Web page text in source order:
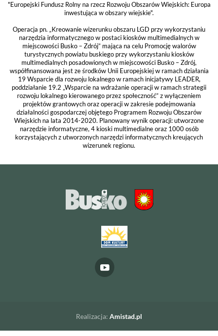
"Europejski Fundusz Rolny na rzecz Rozwoju Obszarów Wiejskich: Europa
inwestująca w obszary wiejskie".
Operacja pn. „Kreowanie wizerunku obszaru LGD przy wykorzystaniu
narzędzia informatycznego w postaci kiosków multimedialnych w
miejscowości Busko – Zdrój” mająca na celu Promocję walorów
turystycznych powiatu buskiego przy wykorzystaniu kiosków
multimedialnych posadowionych w miejscowości Busko – Zdrój,
współfinansowana jest ze środków Unii Europejskiej w ramach działania
19 Wsparcie dla rozwoju lokalnego w ramach inicjatywy LEADER,
poddziałanie 19.2 „Wsparcie na wdrażanie operacji w ramach strategii
rozwoju lokalnego kierowanego przez społeczność” z wyłączeniem
projektów grantowych oraz operacji w zakresie podejmowania
działalności gospodarczej objętego Programem Rozwoju Obszarów
Wiejskich na lata 2014-2020. Planowany wynik operacji: utworzone
narzędzie informatyczne, 4 kioski multimedialne oraz 1000 osób
korzystających z utworzonych narzędzi informatycznych kreujących
wizerunek regionu.
Realizacja: Amistad.pl